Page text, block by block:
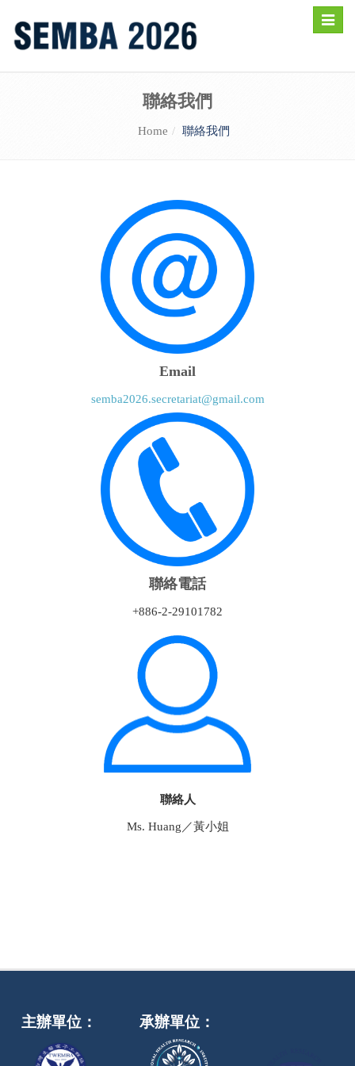
Toggle
聯絡我們
Home 聯絡我們
Email
semba2026.secretariat@gmail.com
聯絡電話
+886-2-29101782
聯絡人
Ms. Huang／黃小姐
主辦單位： 承辦單位：